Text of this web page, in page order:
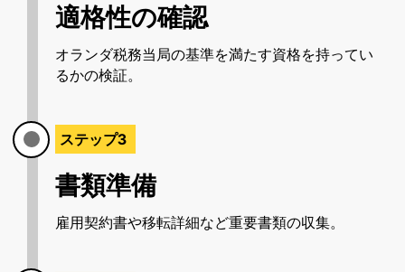
適格性の確認
オランダ税務当局の基準を満たす資格を持ってい
るかの検証。
ステップ3
書類準備
雇用契約書や移転詳細など重要書類の収集。